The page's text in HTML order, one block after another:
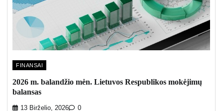
FINANSAI
2026 m. balandžio mėn. Lietuvos Respublikos mokėjimų
balansas
13 Birželio, 2026 0